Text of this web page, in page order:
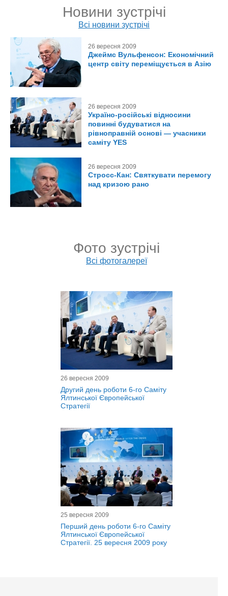
Новини зустрічі
Всі новини зустрічі
26 вересня 2009
Джеймс Вульфенсон: Економічний
центр світу переміщується в Азію
26 вересня 2009
Україно-російські відносини
повинні будуватися на
рівноправній основі — учасники
саміту YES
26 вересня 2009
Стросс-Кан: Святкувати перемогу
над кризою рано
Фото зустрічі
Всі фотогалереї
26 вересня 2009
Другий день роботи 6-го Саміту
Ялтинської Європейської
Стратегії
25 вересня 2009
Перший день роботи 6-го Саміту
Ялтинської Європейської
Стратегії. 25 вересня 2009 року